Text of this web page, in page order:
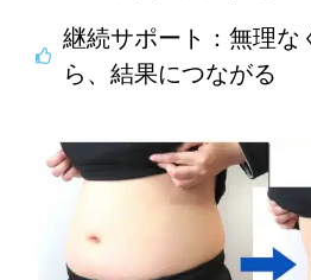
継続サポート：無理な
ら、結果につながる